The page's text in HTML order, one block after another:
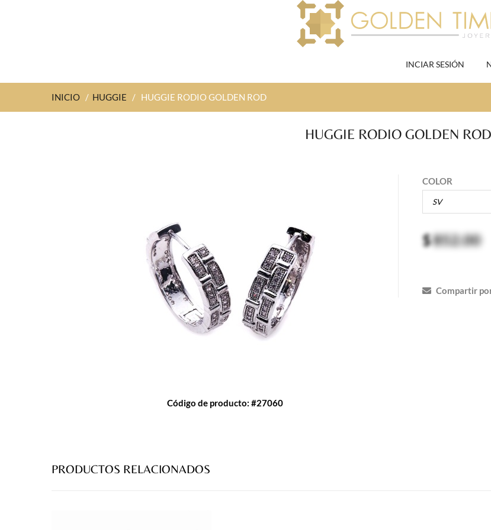
INCIAR SESIÓN
INICIO / HUGGIE / HUGGIE RODIO GOLDEN ROD
HUGGIE RODIO GOLDEN ROD
Código de producto: #27060
COLOR
$852.00
Compartir
PRODUCTOS RELACIONADOS